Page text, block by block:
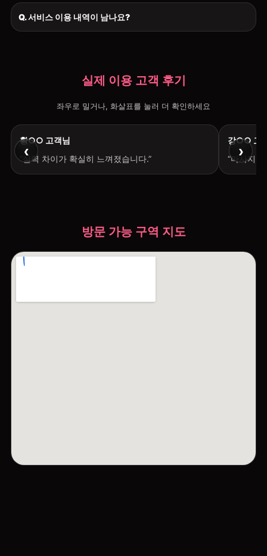
Q. 서비스 이용 내역이 남나요?
실제 이용 고객 후기
좌우로 밀거나, 화살표를 눌러 더 확인하세요
‹
황○○ 고객님
“실력 차이가 확실히 느껴졌습니다.”
강○○ 고
“마사지
›
방문 가능 구역 지도